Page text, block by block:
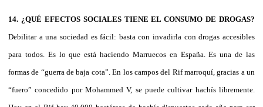
14. ¿QUÉ EFECTOS SOCIALES TIENE EL CONSUMO DE DROGAS?
Debilitar a una sociedad es fácil: basta con invadirla con drogas accesibles
para todos. Es lo que está haciendo Marruecos en España. Es una de las
formas de “guerra de baja cota”. En los campos del Rif marroquí, gracias a un
“fuero” concedido por Mohammed V, se puede cultivar hachís libremente.